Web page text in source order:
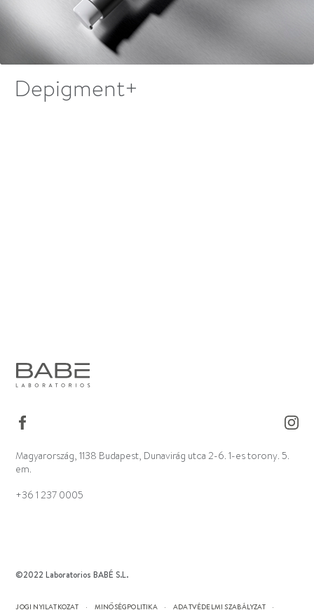
Depigment+
Magyarország, 1138 Budapest, Dunavirág utca 2-6. 1-es torony. 5.
em.
+36 1 237 0005
©2022 Laboratorios BABÉ S.L.
JOGI NYILATKOZAT MINŐSÉGPOLITIKA ADATVÉDELMI SZABÁLYZAT